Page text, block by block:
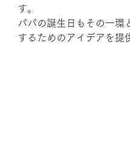
す。
パパの誕生日もその一環
するためのアイデアを提